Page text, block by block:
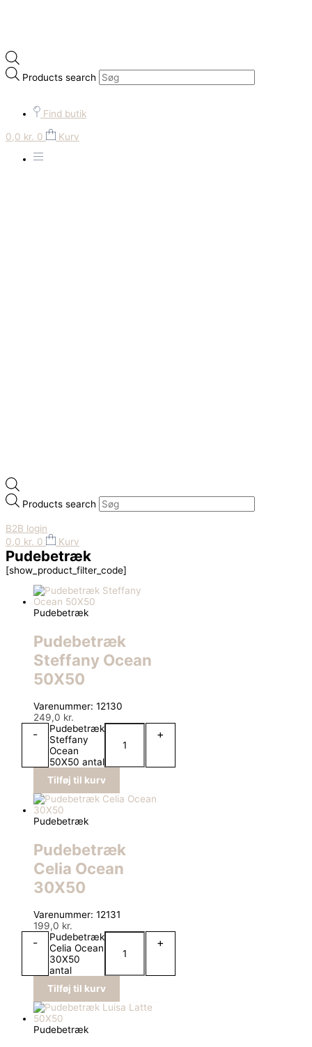
Products search
Find butik
0,0 kr. 0 Kurv
Products search
B2B login
0,0 kr. 0 Kurv
Pudebetræk
[show_product_filter_code]
Pudebetræk
Pudebetræk
Steffany Ocean
50X50
Varenummer: 12130
249,0 kr.
-
Pudebetræk
Steffany
Ocean
50X50 antal
+
Tilføj til kurv
Pudebetræk
Pudebetræk
Celia Ocean
30X50
Varenummer: 12131
199,0 kr.
-
Pudebetræk
Celia Ocean
30X50
antal
+
Tilføj til kurv
Pudebetræk